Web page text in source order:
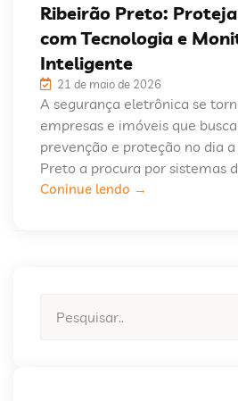
Ribeirão Preto:
com Tecnologia e
Inteligente
21 de maio de 2026
A segurança eletrônica se
empresas e imóveis que
prevenção e proteção no dia
Preto a procura por sistemas
Coninue lendo →